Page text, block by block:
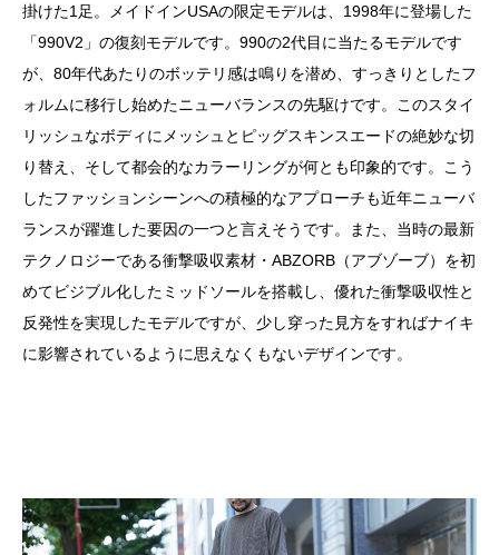
掛けた1足。メイドインUSAの限定モデルは、1998年に登場した
「990V2」の復刻モデルです。990の2代目に当たるモデルです
が、80年代あたりのボッテリ感は鳴りを潜め、すっきりとしたフ
ォルムに移行し始めたニューバランスの先駆けです。このスタイ
リッシュなボディにメッシュとピッグスキンスエードの絶妙な切
り替え、そして都会的なカラーリングが何とも印象的です。こう
したファッションシーンへの積極的なアプローチも近年ニューバ
ランスが躍進した要因の一つと言えそうです。また、当時の最新
テクノロジーである衝撃吸収素材・ABZORB（アブゾーブ）を初
めてビジブル化したミッドソールを搭載し、優れた衝撃吸収性と
反発性を実現したモデルですが、少し穿った見方をすればナイキ
に影響されているように思えなくもないデザインです。